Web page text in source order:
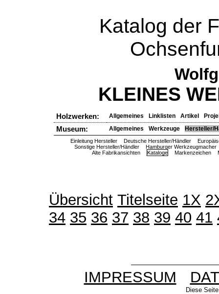
Katalog der
KLEINES
Holzwerken: Allgemeines Linklisten Artikel
Museum: Allgemeines Werkzeuge Hersteller/
Einleitung Hersteller Deutsche Hersteller/Händler
Sonstige Hersteller/Händler
Hamburger Werkzeugmacher
Alte Fabrikansichten
Kataloge Markenzeichen
Übersicht Titelseite 1X
34 35 36 37 38 39 40 41
IMPRESSUM
Diese